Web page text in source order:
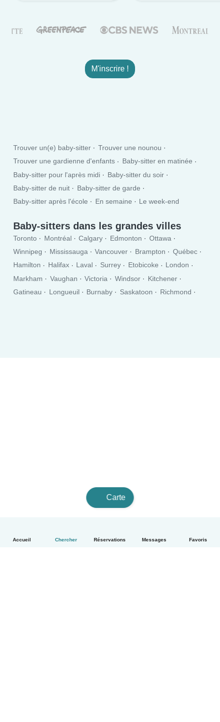
Accueil Chercher Réservations Messages Favoris
M'inscrire !
Trouver un(e) baby-sitter
Trouver une nounou
Trouver une gardienne d'enfants
Baby-sitter en matinée
Baby-sitter pour l'après midi
Baby-sitter du soir
Baby-sitter de nuit
Baby-sitter de garde
Baby-sitter après l'école
En semaine Le week-end
Baby-sitters dans les grandes villes
Toronto Montréal Calgary Edmonton
Ottawa
Winnipeg
Mississauga Vancouver Brampton
Québec
Hamilton
Halifax Laval Surrey Etobicoke
London
Markham
Vaughan Victoria Windsor
Kitchener
Gatineau
Longueuil Burnaby Saskatoon
Richmond
Carte